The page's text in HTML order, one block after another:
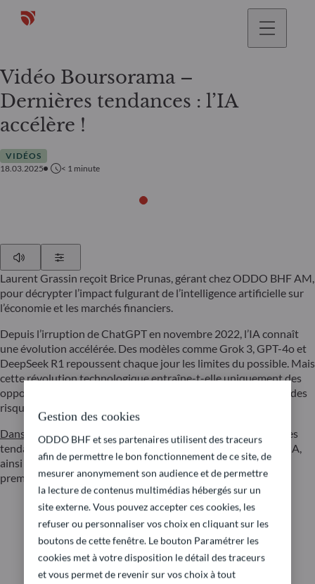
Vidéo Boursorama –
Dernières tendances : l’IA
accélère !
VIDÉOS
18.03.2025
< 1 minute
Laurent Grassin reçoit Brice Prunas, gérant chez ODDO BHF AM,
pour décrypter l’impact fulgurant de l’intelligence artificielle sur
l’économie et les marchés financiers.
Depuis l’irruption de ChatGPT en novembre 2022, l’IA connaît
une évolution accélérée. Des modèles comme Grok 3, GPT-4o et
DeepSeek R1 repoussent chaque jour les limites du possible. Mais
cette révolution technologique entraîne-t-elle uniquement des
opportunités d’investissement, ou doit-on aussi s’attendre à des
risques accrus pour les marchés ?
Dans cette vidéo, Brice Prunas
, co-gérant du fonds, analyse les
tendances récentes du marché, les défis et opportunités de l’IA,
ainsi que les secteurs qui, selon nous, pourraient profiter en
premier de cette transformation.
Gestion des cookies
ODDO BHF et ses partenaires utilisent des traceurs
afin de permettre le bon fonctionnement de ce site, de
mesurer anonymement son audience et de permettre
la lecture de contenus multimédias hébergés sur un
site externe. Vous pouvez accepter ces cookies, les
refuser ou personnaliser vos choix en cliquant sur les
boutons de cette fenêtre. Le bouton Paramétrer les
cookies met à votre disposition le détail des traceurs
et vous permet de revenir sur vos choix à tout